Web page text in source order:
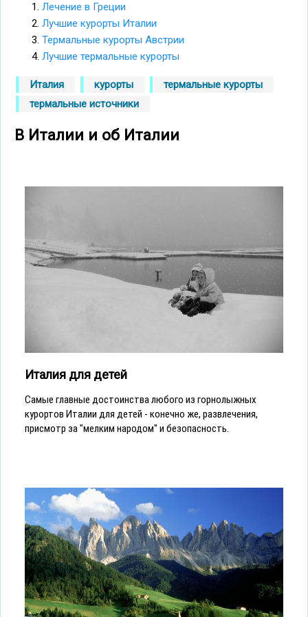
Лечение в Греции
Лучшие курорты Италии
Термальные курорты Австрии
Лучшие термальные курорты
Италия курорты
термальные курорты
термальные источники
В Италии и об Италии
Италия для детей
Cамые главные достоинства любого из горнолыжных
курортов Италии для детей - конечно же, развлечения,
присмотр за "мелким народом" и безопасность.